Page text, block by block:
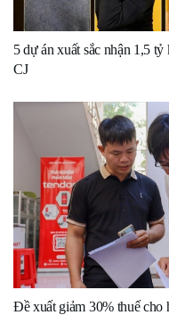
5 dự án xuất sắc nhận 1,5
CJ
Đề xuất giảm 30% thuế cho